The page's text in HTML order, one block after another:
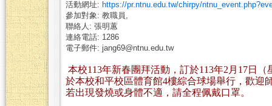
活動網址: https://pr.ntnu.edu.tw/chirpy/
參加對象: 教職員,
聯絡人: 張明蕙
連絡電話: 1286
電子郵件: jang69@ntnu.edu.tw
本校113年新春團拜活動，訂於113年2 月 17日（
於本校和平校區體育館4樓綜合球場舉行，歡迎
若出現發燒或身體不適，請全程佩戴口罩。